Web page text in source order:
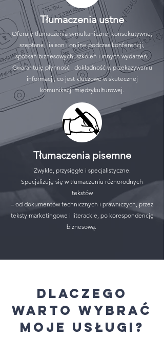
Tłumaczenia ustne
Oferuję tłumaczenia symultaniczne, konsekutywne,
szeptane, liaison i online podczas konferencji,
spotkań biznesowych, szkoleń i innych wydarzeń.
Gwarantuję płynność i dokładność w przekazywaniu
informacji, co jest kluczowe w skutecznej
komunikacji międzykulturowej.
Tłumaczenia pisemne
Zwykłe, przysięgłe i specjalistyczne.
Specjalizuję się w tłumaczeniu różnorodnych
tekstów
– od dokumentów technicznych i prawniczych, przez
teksty marketingowe i literackie, po korespondencję
biznesową.
Dlaczego
warto wybrać
moje usługi?